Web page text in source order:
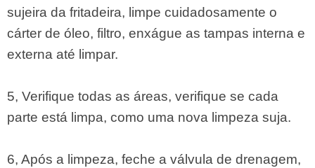
sujeira da fritadeira, limpe cuidadosamente o
cárter de óleo, filtro, enxágue as tampas interna e
externa até limpar.
5, Verifique todas as áreas, verifique se cada
parte está limpa, como uma nova limpeza suja.
6, Após a limpeza, feche a válvula de drenagem,